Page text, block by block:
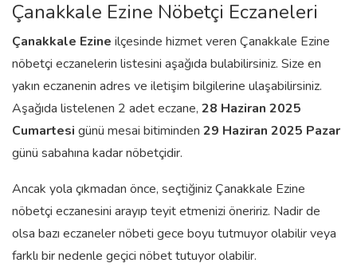
Çanakkale Ezine Nöbetçi Eczaneleri
Çanakkale Ezine ilçesinde hizmet veren Çanakkale Ezine
nöbetçi eczanelerin listesini aşağıda bulabilirsiniz. Size en
yakın eczanenin adres ve iletişim bilgilerine ulaşabilirsiniz.
Aşağıda listelenen 2 adet eczane, 28 Haziran 2025
Cumartesi günü mesai bitiminden 29 Haziran 2025 Pazar
günü sabahına kadar nöbetçidir.
Ancak yola çıkmadan önce, seçtiğiniz Çanakkale Ezine
nöbetçi eczanesini arayıp teyit etmenizi öneririz. Nadir de
olsa bazı eczaneler nöbeti gece boyu tutmuyor olabilir veya
farklı bir nedenle geçici nöbet tutuyor olabilir.